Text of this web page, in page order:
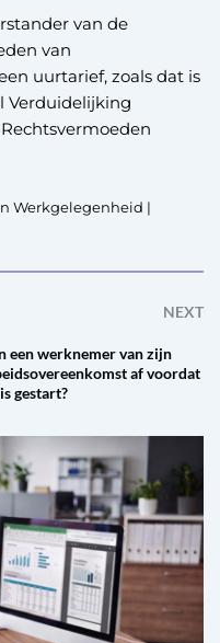
van de
van
uurtarief, zoals dat is
Verduidelijking
Werkgelegenheid |
NEXT
een werknemer van zijn
af voordat
gestart?